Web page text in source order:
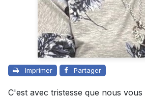
Imprimer Partager
C'est avec tristesse que nous